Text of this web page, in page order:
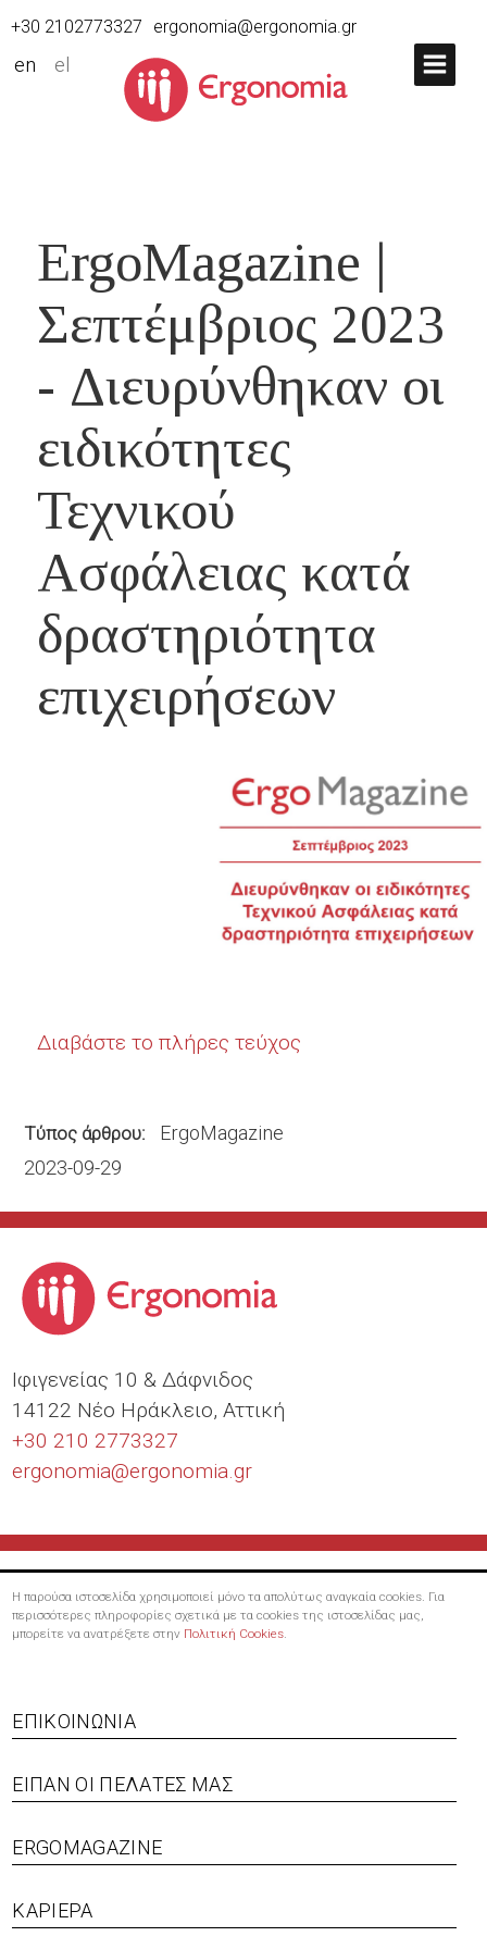
+30 2102773327 ergonomia@ergonomia.gr
en el
ErgoMagazine |
Σεπτέμβριος 2023
- Διευρύνθηκαν οι
ειδικότητες
Τεχνικού
Ασφάλειας κατά
δραστηριότητα
επιχειρήσεων
Διαβάστε το πλήρες τεύχος
Τύπος άρθρου
ErgoMagazine
2023-09-29
Ιφιγενείας 10 & Δάφνιδος
14122 Νέο Ηράκλειο, Αττική
+30 210 2773327
ergonomia@ergonomia.gr
Η παρούσα ιστοσελίδα χρησιμοποιεί μόνο τα απολύτως αναγκαία cookies. Για
περισσότερες πληροφορίες σχετικά με τα cookies της ιστοσελίδας μας,
μπορείτε να ανατρέξετε στην Πολιτική Cookies
Footer
menu
ΕΠΙΚΟΙΝΩΝΊΑ
ΕΊΠΑΝ ΟΙ ΠΕΛΆΤΕΣ ΜΑΣ
ERGOMAGAZINE
ΚΑΡΙΈΡΑ